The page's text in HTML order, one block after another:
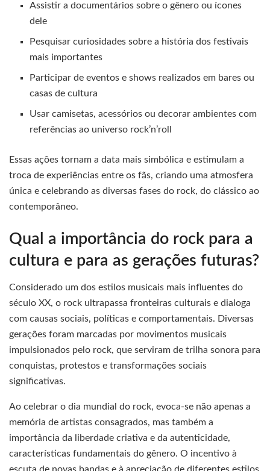
Assistir a documentários sobre o gênero ou ícones
dele
Pesquisar curiosidades sobre a história dos festivais
mais importantes
Participar de eventos e shows realizados em bares ou
casas de cultura
Usar camisetas, acessórios ou decorar ambientes com
referências ao universo rock’n’roll
Essas ações tornam a data mais simbólica e estimulam a
troca de experiências entre os fãs, criando uma atmosfera
única e celebrando as diversas fases do rock, do clássico ao
contemporâneo.
Qual a importância do rock para a
cultura e para as gerações futuras?
Considerado um dos estilos musicais mais influentes do
século XX, o rock ultrapassa fronteiras culturais e dialoga
com causas sociais, políticas e comportamentais. Diversas
gerações foram marcadas por movimentos musicais
impulsionados pelo rock, que serviram de trilha sonora para
conquistas, protestos e transformações sociais
significativas.
Ao celebrar o dia mundial do rock, evoca-se não apenas a
memória de artistas consagrados, mas também a
importância da liberdade criativa e da autenticidade,
características fundamentais do gênero. O incentivo à